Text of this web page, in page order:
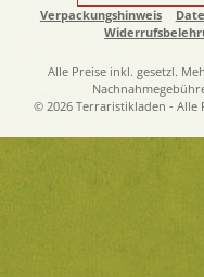
Verpackungshinweis
Alle Preise inkl. gesetzl.
© 2026 Terraristikladen - Alle